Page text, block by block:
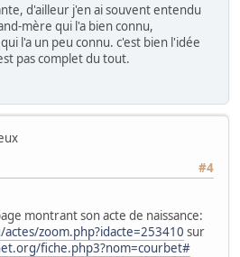
d'ailleur j'en ai souvent entendu
mère qui l'a bien connu,
l'a un peu connu. c'est bien l'idée
pas complet du tout.
#4
montrant son acte de naissance:
zoom.php?idacte=253410 sur
fiche.php3?nom=courbet#